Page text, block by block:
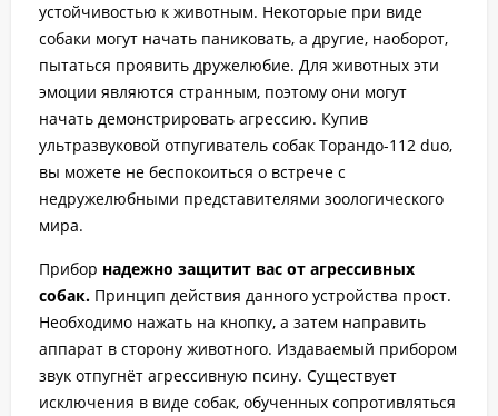
устойчивостью к животным. Некоторые при виде
собаки могут начать паниковать, а другие, наоборот,
пытаться проявить дружелюбие. Для животных эти
эмоции являются странным, поэтому они могут
начать демонстрировать агрессию. Купив
ультразвуковой отпугиватель собак Торандо-112 duo,
вы можете не беспокоиться о встрече с
недружелюбными представителями зоологического
мира.
Прибор надежно защитит вас от агрессивных
собак. Принцип действия данного устройства прост.
Необходимо нажать на кнопку, а затем направить
аппарат в сторону животного. Издаваемый прибором
звук отпугнёт агрессивную псину. Существует
исключения в виде собак, обученных сопротивляться